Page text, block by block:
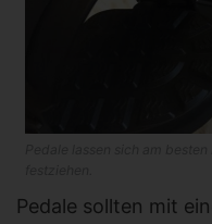
Pedale sollten mit